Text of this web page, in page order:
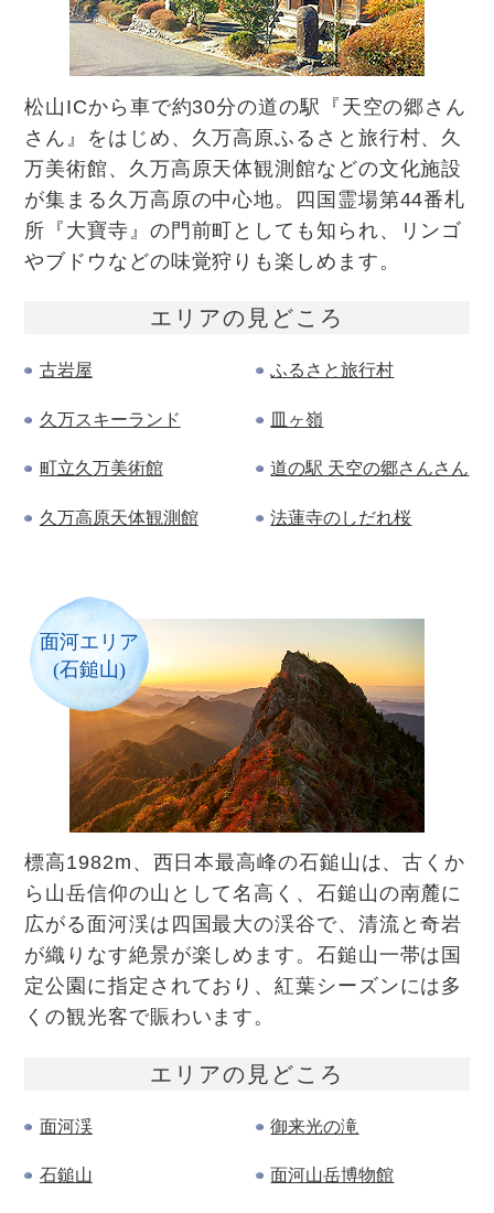
松山ICから車で約30分の道の駅『天空の郷さん
さん』をはじめ、久万高原ふるさと旅行村、久
万美術館、久万高原天体観測館などの文化施設
が集まる久万高原の中心地。四国霊場第44番札
所『大寶寺』の門前町としても知られ、リンゴ
やブドウなどの味覚狩りも楽しめます。
エリアの 見どころ
古岩屋 ふるさと旅行村
久万スキーランド 皿ヶ嶺
町立久万美術館 道の駅 天空の郷さんさん
久万高原天体観測館 法蓮寺のしだれ桜
面河エリア
(石鎚山)
標高1982m、西日本最高峰の石鎚山は、古くか
ら山岳信仰の山として名高く、石鎚山の南麓に
広がる面河渓は四国最大の渓谷で、清流と奇岩
が織りなす絶景が楽しめます。石鎚山一帯は国
定公園に指定されており、紅葉シーズンには多
くの観光客で賑わいます。
エリアの 見どころ
面河渓 御来光の滝
石鎚山 面河山岳博物館